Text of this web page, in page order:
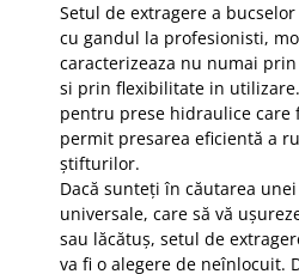
Setul de extragere a
cu gandul la profesionisti,
caracterizeaza nu numai
si prin flexibilitate in
pentru prese hidraulice care
permit presarea eficientă a
știfturilor.
Dacă sunteți în căutarea
universale, care să vă
sau lăcătuș, setul de
va fi o alegere de neînlocuit.